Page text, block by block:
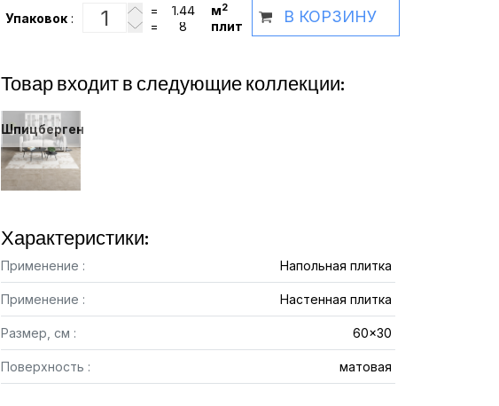
Упаковок :
= м2
= плит
В КОРЗИНУ
Товар входит в следующие коллекции:
Шпицберген
Характеристики:
Применение : Напольная плитка
Применение : Настенная плитка
Размер, см : 60x30
Поверхность : матовая